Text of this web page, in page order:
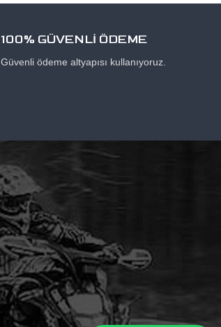
100% GÜVENLİ ÖDEME
Güvenli ödeme altyapısı kullanıyoruz.